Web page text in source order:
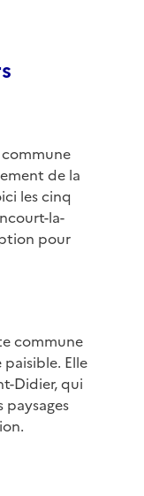
de la
les cinq
la-
pour
commune
Elle
Didier, qui
paysages